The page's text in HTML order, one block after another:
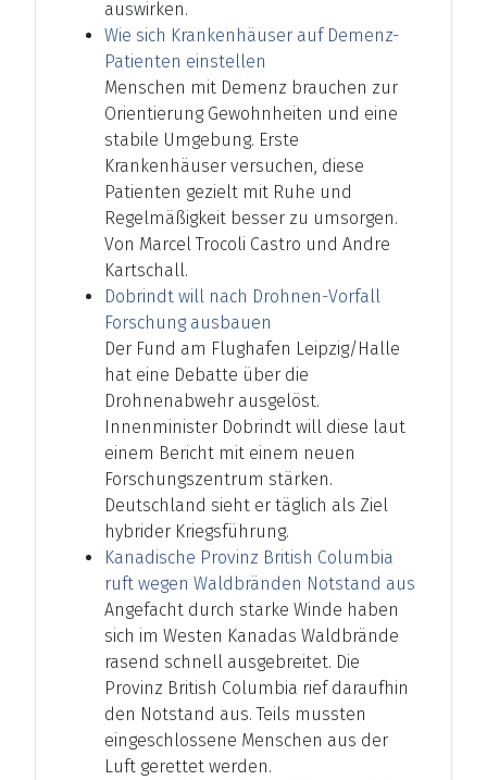
auswirken.
Wie sich Krankenhäuser auf Demenz-
Patienten einstellen
Menschen mit Demenz brauchen zur
Orientierung Gewohnheiten und eine
stabile Umgebung. Erste
Krankenhäuser versuchen, diese
Patienten gezielt mit Ruhe und
Regelmäßigkeit besser zu umsorgen.
Von Marcel Trocoli Castro und Andre
Kartschall.
Dobrindt will nach Drohnen-Vorfall
Forschung ausbauen
Der Fund am Flughafen Leipzig/Halle
hat eine Debatte über die
Drohnenabwehr ausgelöst.
Innenminister Dobrindt will diese laut
einem Bericht mit einem neuen
Forschungszentrum stärken.
Deutschland sieht er täglich als Ziel
hybrider Kriegsführung.
Kanadische Provinz British Columbia
ruft wegen Waldbränden Notstand aus
Angefacht durch starke Winde haben
sich im Westen Kanadas Waldbrände
rasend schnell ausgebreitet. Die
Provinz British Columbia rief daraufhin
den Notstand aus. Teils mussten
eingeschlossene Menschen aus der
Luft gerettet werden.